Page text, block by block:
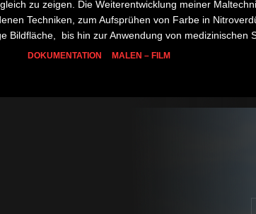
zu zeigen. Die Weiterentwicklung meiner
Techniken, zum Aufsprühen von Farbe in
Bildfläche,
bis hin zur Anwendung von medizinischen
DOKUMENTATION MALEN – FILM